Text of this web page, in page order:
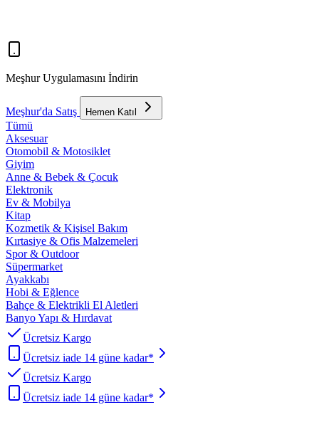
Meşhur Uygulamasını İndirin
Meşhur'da Satış Hemen Katıl
Tümü
Aksesuar
Otomobil & Motosiklet
Giyim
Anne & Bebek & Çocuk
Elektronik
Ev & Mobilya
Kitap
Kozmetik & Kişisel Bakım
Kırtasiye & Ofis Malzemeleri
Spor & Outdoor
Süpermarket
Ayakkabı
Hobi & Eğlence
Bahçe & Elektrikli El Aletleri
Banyo Yapı & Hırdavat
Ücretsiz Kargo
Ücretsiz iade 14 güne kadar*
Ücretsiz Kargo
Ücretsiz iade 14 güne kadar*